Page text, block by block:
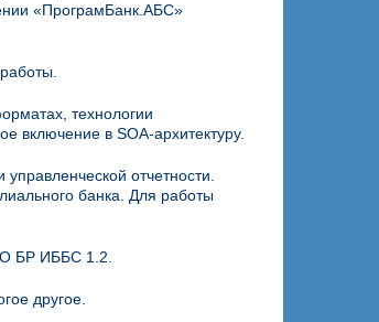
«ПрограмБанк.АБС»
технологии
включение в SOA-архитектуру.
отчетности.
банка. Для работы
БР ИББС 1.2.
другое.